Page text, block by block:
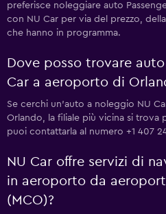
preferisce noleggiare auto
con NU Car per via del prezzo,
che hanno in programma.
Dove posso trovare
Car a aeroporto di
Se cerchi un'auto a noleggio NU
Orlando, la filiale più vicina si trova
puoi contattarla al numero +1 407
NU Car offre servizi di
in aeroporto da
(MCO)?